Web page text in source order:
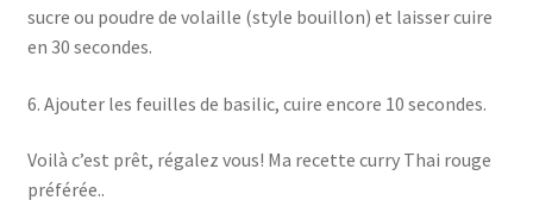
sucre ou poudre de volaille (style bouillon) et laisser cuire
en 30 secondes.
6. Ajouter les feuilles de basilic, cuire encore 10 secondes.
Voilà c’est prêt, régalez vous! Ma recette curry Thai rouge
préférée..